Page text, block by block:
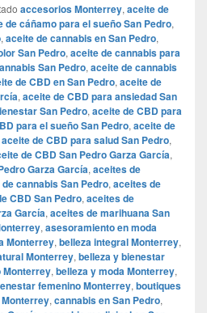
accesorios Monterrey, aceite de
de cáñamo para el sueño San Pedro,
, aceite de cannabis en San Pedro,
San Pedro, aceite de cannabis para
San Pedro, aceite de cannabis
de CBD en San Pedro, aceite de
, aceite de CBD para ansiedad San
San Pedro, aceite de CBD para
para el sueño San Pedro, aceite de
aceite de CBD para salud San Pedro,
de CBD San Pedro Garza García,
Garza García, aceites de
cannabis San Pedro, aceites de
CBD San Pedro, aceites de
García, aceites de marihuana San
, asesoramiento en moda
Monterrey, belleza integral Monterrey,
Monterrey, belleza y bienestar
Monterrey, belleza y moda Monterrey,
femenino Monterrey, boutiques
, cannabis en San Pedro,